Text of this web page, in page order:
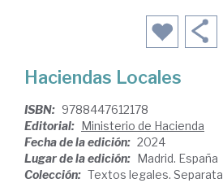
Haciendas Locales
ISBN: 9788447612178
Editorial: Ministerio de Hacienda
Fecha de la edición: 2024
Lugar de la edición: Madrid. España
Colección: Textos legales. Separata